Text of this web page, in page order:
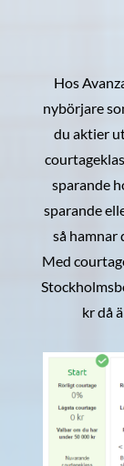
Hos
nybörjare
du aktier
sparande
sparande
så hamnar
Med
kr då